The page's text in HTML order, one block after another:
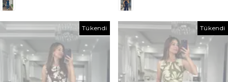
Tükendi Tükendi